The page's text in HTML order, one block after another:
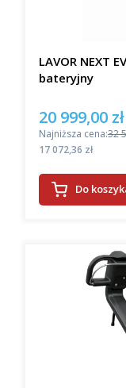
LAVOR NEXT
bateryjny
Cena
20 999,00 zł
Najniższa cena:32
Cena
17 072,36 zł
Do